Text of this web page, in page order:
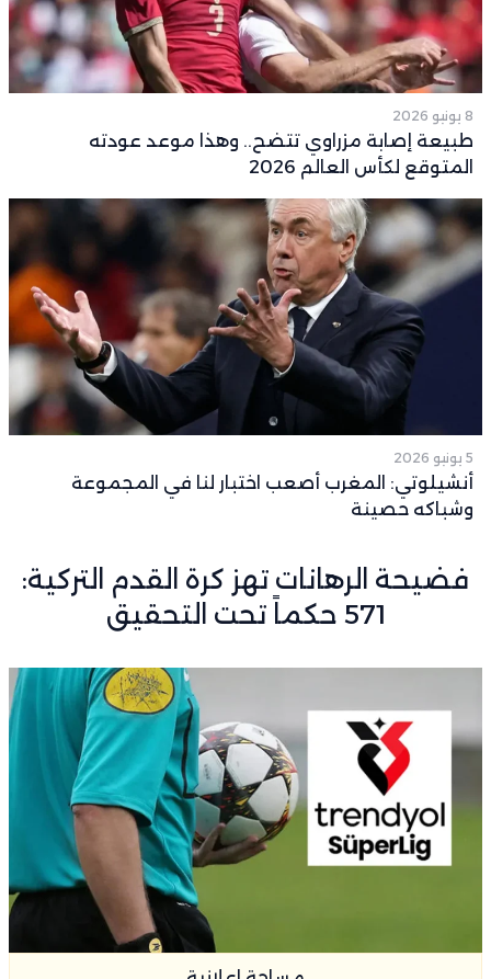
8 يونيو 2026
طبيعة إصابة مزراوي تتضح.. وهذا موعد عودته
المتوقع لكأس العالم 2026
5 يونيو 2026
أنشيلوتي: المغرب أصعب اختبار لنا في المجموعة
وشباكه حصينة
فضيحة الرهانات تهز كرة القدم التركية:
571 حكماً تحت التحقيق